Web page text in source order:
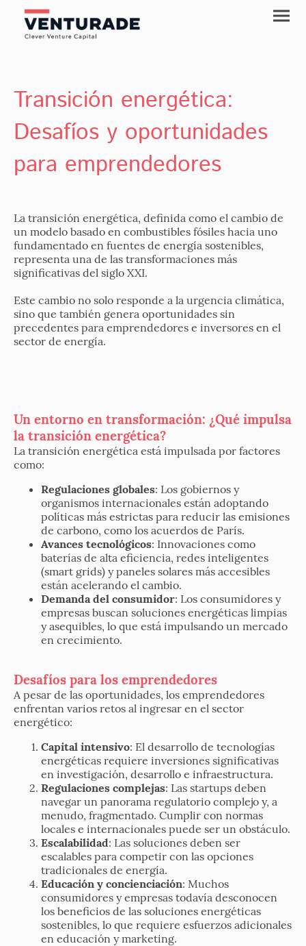
Transición energética:
Desafíos y oportunidades
para emprendedores
La transición energética, definida como el cambio de
un modelo basado en combustibles fósiles hacia uno
fundamentado en fuentes de energía sostenibles,
representa una de las transformaciones más
significativas del siglo XXI.
Este cambio no solo responde a la urgencia climática,
sino que también genera oportunidades sin
precedentes para emprendedores e inversores en el
sector de energía.
Un entorno en transformación: ¿Qué impulsa
la transición energética?
La transición energética está impulsada por factores
como:
Regulaciones globales: Los gobiernos y
organismos internacionales están adoptando
políticas más estrictas para reducir las emisiones
de carbono, como los acuerdos de París.
Avances tecnológicos: Innovaciones como
baterías de alta eficiencia, redes inteligentes
(smart grids) y paneles solares más accesibles
están acelerando el cambio.
Demanda del consumidor: Los consumidores y
empresas buscan soluciones energéticas limpias
y asequibles, lo que está impulsando un mercado
en crecimiento.
Desafíos para los emprendedores
A pesar de las oportunidades, los emprendedores
enfrentan varios retos al ingresar en el sector
energético:
Capital intensivo: El desarrollo de tecnologías
energéticas requiere inversiones significativas
en investigación, desarrollo e infraestructura.
Regulaciones complejas: Las startups deben
navegar un panorama regulatorio complejo y, a
menudo, fragmentado. Cumplir con normas
locales e internacionales puede ser un obstáculo.
Escalabilidad: Las soluciones deben ser
escalables para competir con las opciones
tradicionales de energía.
Educación y concienciación: Muchos
consumidores y empresas todavía desconocen
los beneficios de las soluciones energéticas
sostenibles, lo que requiere esfuerzos adicionales
en educación y marketing.